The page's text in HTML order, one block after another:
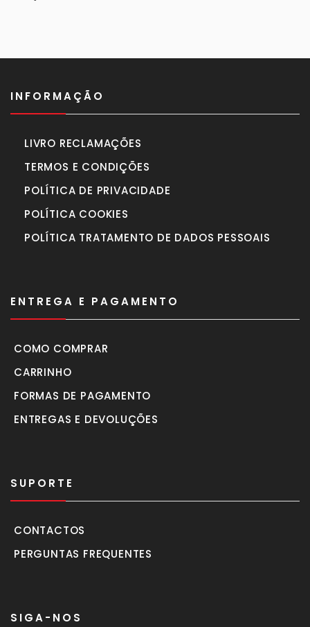
INFORMAÇÃO
LIVRO RECLAMAÇÕES
TERMOS E CONDIÇÕES
POLÍTICA DE PRIVACIDADE
POLÍTICA COOKIES
POLÍTICA TRATAMENTO DE DADOS PESSOAIS
ENTREGA E PAGAMENTO
COMO COMPRAR
CARRINHO
FORMAS DE PAGAMENTO
ENTREGAS E DEVOLUÇÕES
SUPORTE
CONTACTOS
PERGUNTAS FREQUENTES
SIGA-NOS